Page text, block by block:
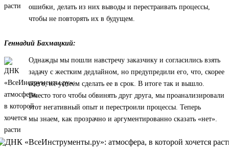
ошибки, делать из них выводы и перестраивать процессы,
чтобы не повторять их в будущем.
Геннадий Бахмацкий:
Однажды мы пошли навстречу заказчику и согласились взять
задачу с жестким дедлайном, но предупредили его, что, скорее
всего, не успеем сделать ее в срок. В итоге так и вышло.
Вместо того чтобы обвинять друг друга, мы проанализировали
этот негативный опыт и перестроили процессы. Теперь
мы знаем, как прозрачно и аргументированно сказать «нет».